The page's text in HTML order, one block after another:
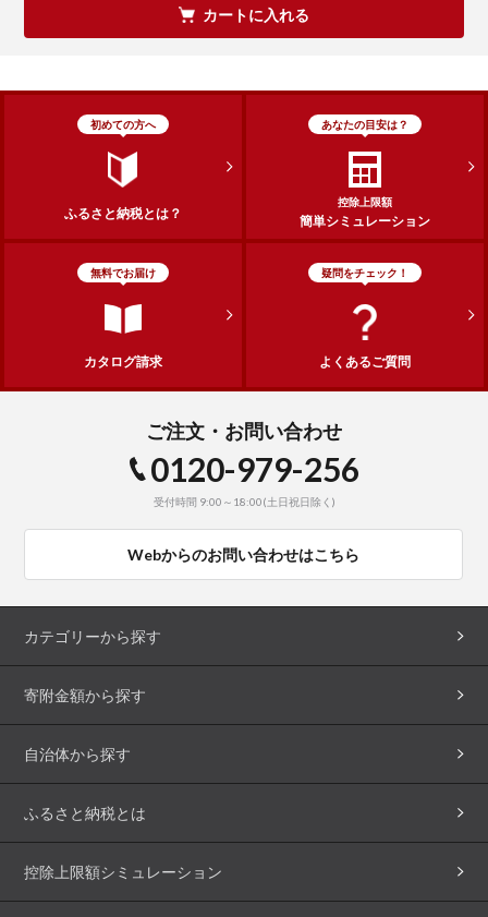
カートに入れる
初めての方へ
ふるさと納税とは？
あなたの目安は？
控除上限額
簡単シミュレーション
無料でお届け
カタログ請求
疑問をチェック！
よくあるご質問
ご注文・お問い合わせ
0120-979-256
受付時間 9:00～18:00(土日祝日除く)
Webからのお問い合わせはこちら
カテゴリーから探す
寄附金額から探す
自治体から探す
ふるさと納税とは
控除上限額シミュレーション